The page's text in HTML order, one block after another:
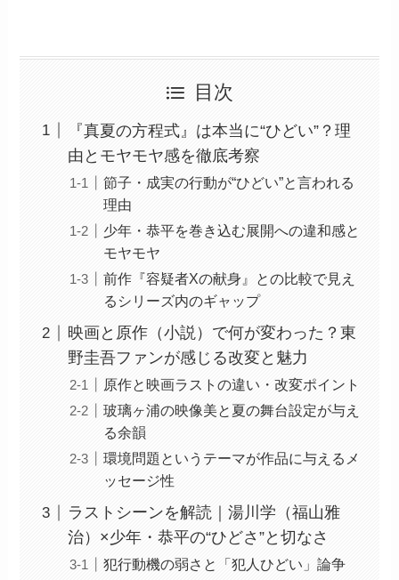
目次
『真夏の方程式』は本当に“ひどい”？理
由とモヤモヤ感を徹底考察
節子・成実の行動が“ひどい”と言われる
理由
少年・恭平を巻き込む展開への違和感と
モヤモヤ
前作『容疑者Xの献身』との比較で見え
るシリーズ内のギャップ
映画と原作（小説）で何が変わった？東
野圭吾ファンが感じる改変と魅力
原作と映画ラストの違い・改変ポイント
玻璃ヶ浦の映像美と夏の舞台設定が与え
る余韻
環境問題というテーマが作品に与えるメ
ッセージ性
ラストシーンを解読｜湯川学（福山雅
治）×少年・恭平の“ひどさ”と切なさ
犯行動機の弱さと「犯人ひどい」論争